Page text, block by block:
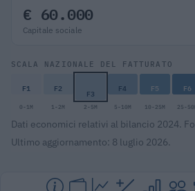
€ 60.000
Capitale sociale
SCALA NAZIONALE DEL FATTURATO
F1 F2 F3 F4 F5 F6
0-1M 1-2M 2-5M 5-10M 10-25M 25-
Dati economici relativi al bilancio 2024.
Ultimo aggiornamento: 8 luglio 2026.